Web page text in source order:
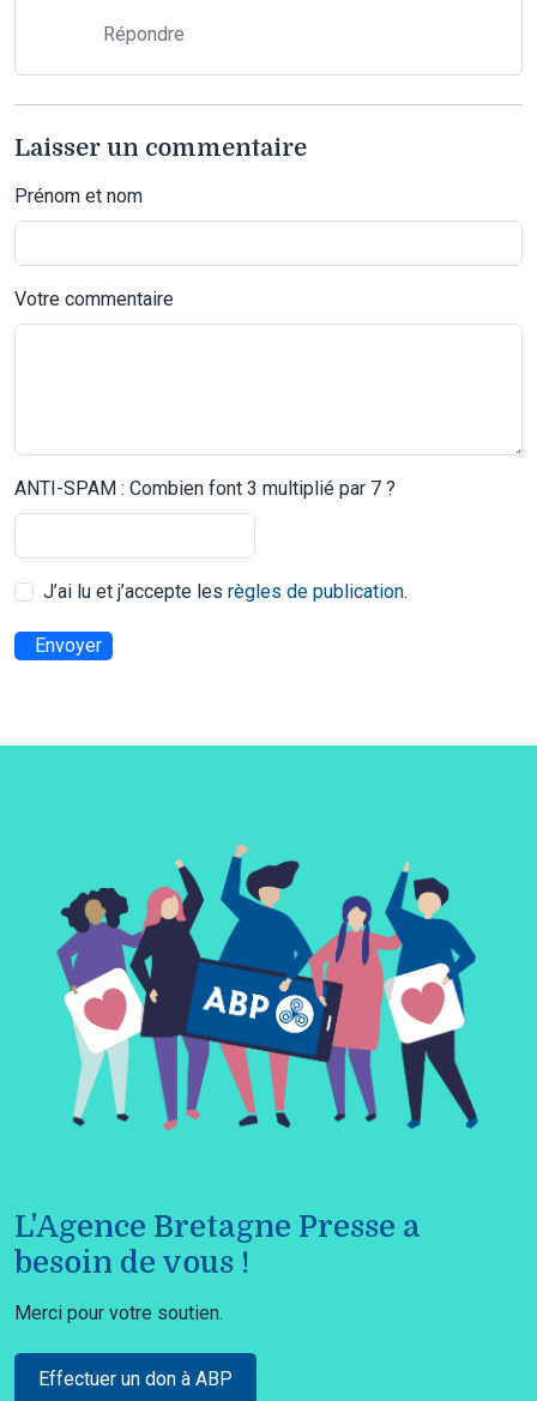
Répondre
Laisser un commentaire
Prénom et nom
Votre commentaire
ANTI-SPAM : Combien font 3 multiplié par 7 ?
J’ai lu et j’accepte les règles de publication.
Envoyer
L'Agence Bretagne Presse a
besoin de vous !
Merci pour votre soutien.
Effectuer un don à ABP